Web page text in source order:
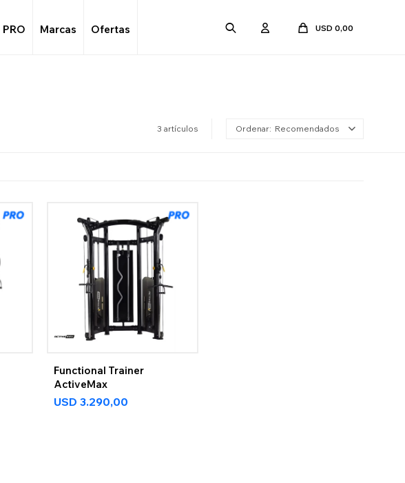
PRO Marcas Ofertas USD 0,00
3 artículos Recomendados
Functional Trainer
ActiveMax
USD 3.290,00